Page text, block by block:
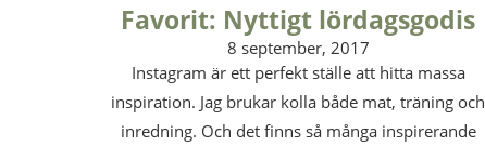
Favorit: Nyttigt lördagsgodis
8 september, 2017
Instagram är ett perfekt ställe att hitta massa
inspiration. Jag brukar kolla både mat, träning och
inredning. Och det finns så många inspirerande